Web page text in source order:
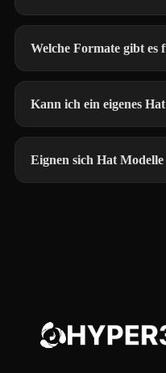
Welche Formate gibt es
Kann ich ein eigenes
Eignen sich Hat